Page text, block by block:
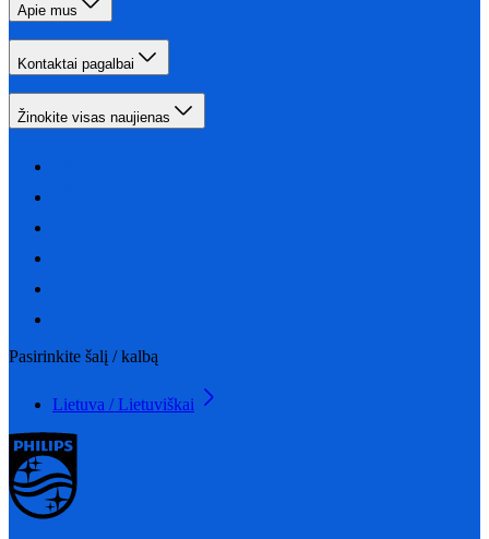
Apie mus
Kontaktai pagalbai
Žinokite visas naujienas
Pasirinkite šalį / kalbą
Lietuva / Lietuviškai